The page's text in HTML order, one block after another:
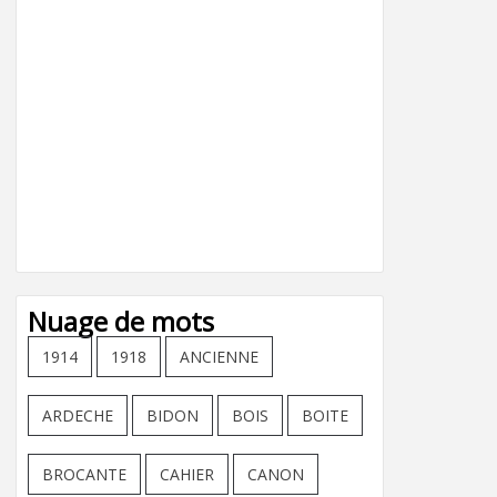
Nuage de mots
1914 1918 ANCIENNE
ARDECHE BIDON BOIS BOITE
BROCANTE CAHIER CANON